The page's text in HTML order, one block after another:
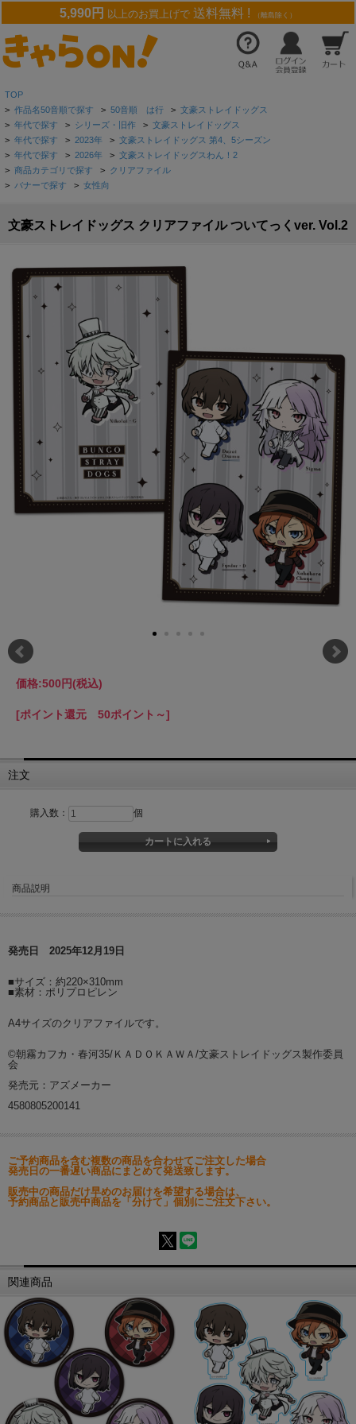
5,990円 以上のお買上げで 送料無料 ! （離島除く）
TOP
> 作品名50音順で探す > 50音順 は行 > 文豪ストレイドッグス
> 年代で探す > シリーズ・旧作 > 文豪ストレイドッグス
> 年代で探す > 2023年 > 文豪ストレイドッグス 第4、5シーズン
> 年代で探す > 2026年 > 文豪ストレイドッグスわん！2
> 商品カテゴリで探す > クリアファイル
> バナーで探す > 女性向
文豪ストレイドッグス クリアファイル ついてっくver. Vol.2
価格:500円(税込)
[ポイント還元 50ポイント～]
注文
購入数： 個
商品説明
発売日 2025年12月19日
■サイズ：約220×310mm
■素材：ポリプロピレン
A4サイズのクリアファイルです。
©朝霧カフカ・春河35/ＫＡＤＯＫＡＷＡ/文豪ストレイドッグス製作委員
会
発売元：アズメーカー
4580805200141
ご予約商品を含む複数の商品を合わせてご注文した場合
発売日の一番遅い商品にまとめて発送致します。
販売中の商品だけ早めのお届けを希望する場合は、
予約商品と販売中商品を「分けて」個別にご注文下さい。
関連商品